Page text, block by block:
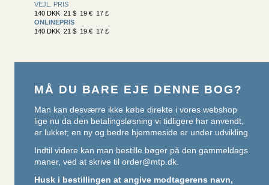
VEJL. PRIS
140 DKK 21 $ 19 € 17 £
ONLINEPRIS
140 DKK 21 $ 19 € 17 £
MÅ DU BARE EJE DENNE BOG?
Man kan desværre ikke købe direkte i vores webshop
lige nu da den betalingsløsning vi tidligere har anvendt,
er lukket; en ny og bedre hjemmeside er under udvikling.
Indtil videre kan man bestille bøger på den gammeldags
maner, ved at skrive til order@mtp.dk.
Husk i bestillingen at angive modtagerens navn,